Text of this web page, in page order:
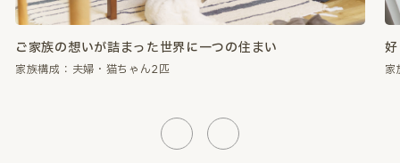
好きなものに囲まれて、心が満たされる暮らし。
家族構成：夫婦・猫ちゃん2匹 家